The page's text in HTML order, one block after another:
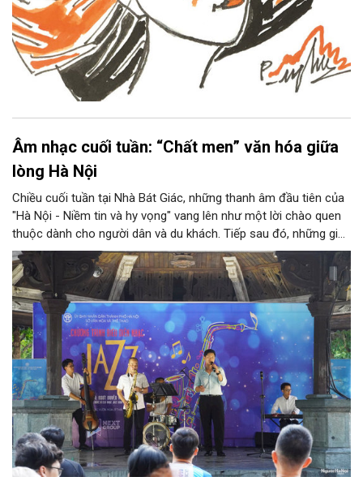
Âm nhạc cuối tuần: “Chất men” văn hóa giữa
lòng Hà Nội
Chiều cuối tuần tại Nhà Bát Giác, những thanh âm đầu tiên của
"Hà Nội - Niềm tin và hy vọng" vang lên như một lời chào quen
thuộc dành cho người dân và du khách. Tiếp sau đó, những giai
điệu jazz kinh điển của thế giới lần lượt cất lên qua phần biểu
diễn của NSƯT Quyền Văn Minh và các nghệ sĩ Bình Minh Jazz
Club, mở ra một không gian âm nhạc giàu cảm xúc ngay giữa
trung tâm Thủ đô.